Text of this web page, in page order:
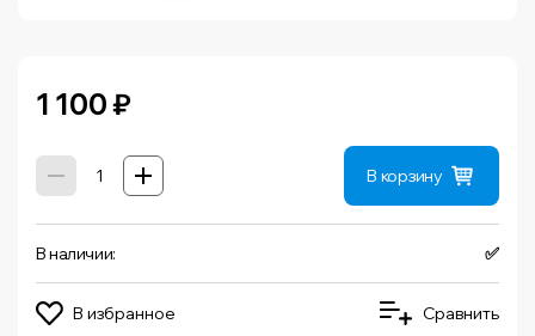
1 100₽
В корзину
В наличии: ✅
В избранное Сравнить